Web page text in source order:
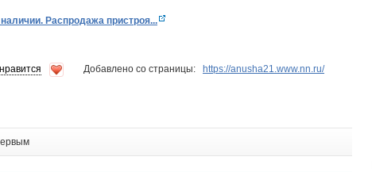
Распродажа пристроя...
Добавлено со страницы: https://anusha21.www.nn.ru/